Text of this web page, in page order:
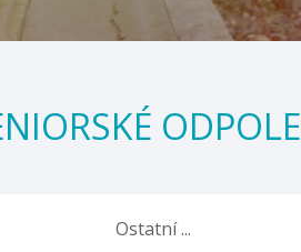
Ostatní ...